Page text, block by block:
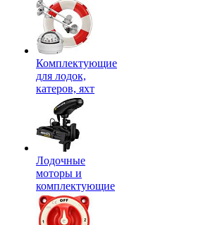
Комплектующие
для лодок,
катеров, яхт
Лодочные
моторы и
комплектующие